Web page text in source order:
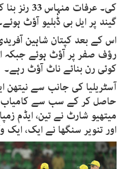
کی۔ عرفات
گیند پر ایل بی ڈبلیو آؤٹ
رؤف صفر پر آؤٹ ہوئے جبکہ
کوئی رن بنائے ناٹ آؤٹ رہے۔
آسٹریلیا کی جانب سے نیتھن
حاصل کر کے سب سے کامیاب
میتھیو شارٹ نے تین، ایڈم
اور تنویر سنگھا نے ایک،